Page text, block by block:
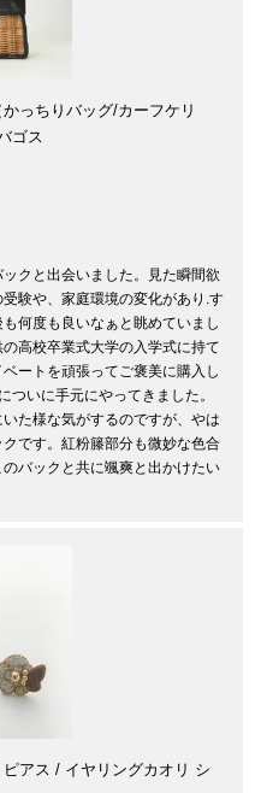
っちりバッグ/カーフケリ
ゴス
クと出会いました。見た瞬間欲
験や、家庭環境の変化があり.す
何度も良いなぁと眺めていまし
高校卒業式大学の入学式に持て
ートを頑張ってご褒美に購入し
ついに手元にやってきました。
た様な気がするのですが、やは
です。紅粉籐部分も微妙な色合
バックと共に颯爽と出かけたい
アス / イヤリングカオリ シ